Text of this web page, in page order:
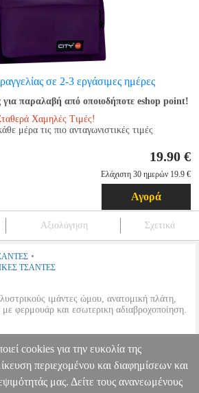
σε 2-3 εργάσιμες ημέρες
για παραλαβή από οποιοδήποτε eshop point!
Χαμηλές Τιμές!
μέρα τις πιο ανταγωνιστικές τιμές
19.90 €
Ελάχιστη 30 ημερών 19.9 €
Αγορά
Αξιολόγηση Σχετικά
•
ΤΣΑΝΤΕΣ
ιμάντες ώμου, ανατομική πλάτη,
φερμουάρ και εσωτερικη αδιαβροχοποίηση.
DAHLIA PER.215652 PER.215652
cookies για την ευκολία της
περιεχομένου και διαφημίσεων και
μας. Δείτε τους ανανεωμένους